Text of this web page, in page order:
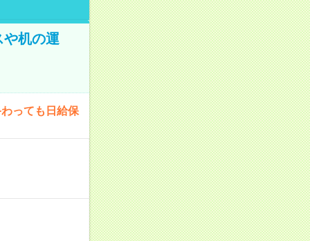
机の運
っても日給保